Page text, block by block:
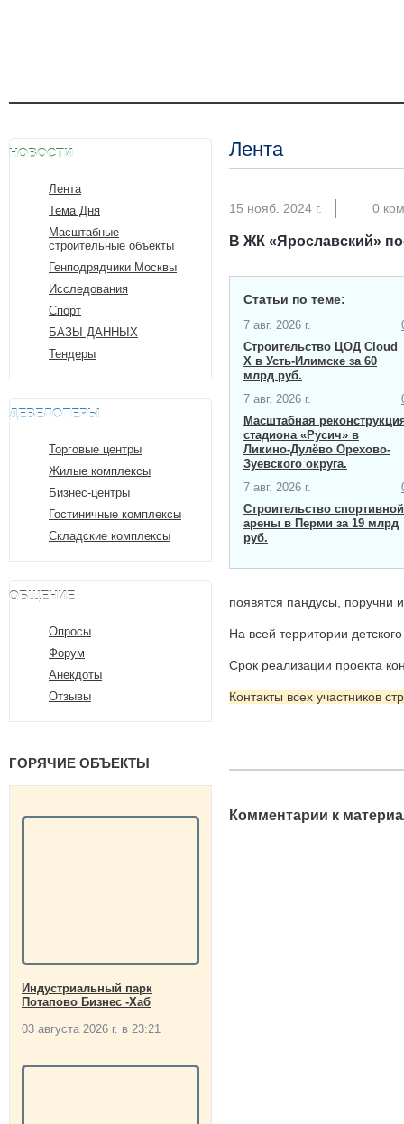
НОВОСТИ
Лента
Тема Дня
Масштабные
строительные объекты
Генподрядчики Москвы
Исследования
Спорт
БАЗЫ ДАННЫХ
Тендеры
ДЕВЕЛОПЕРЫ
Торговые центры
Жилые комплексы
Бизнес-центры
Гостиничные комплексы
Складские комплексы
ОБЩЕНИЕ
Опросы
Форум
Анекдоты
Отзывы
ГОРЯЧИЕ ОБЪЕКТЫ
Индустриальный парк
Потапово Бизнес -Хаб
03 августа 2026 г. в 23:21
Лента
15 нояб. 2024 г. 0
В ЖК «Ярославский»
Статьи по теме:
7 авг. 2026 г.
Строительство ЦОД Cloud
X в Усть-Илимске за 60
млрд руб.
7 авг. 2026 г.
Масштабная
стадиона «Русич» в
Ликино-Дулёво Орехово-
Зуевского округа.
7 авг. 2026 г.
Строительство спортивной
арены в Перми за 19 млрд
руб.
появятся пандусы, поручни
На всей территории
Срок реализации проекта
Контакты всех участников
Комментарии к